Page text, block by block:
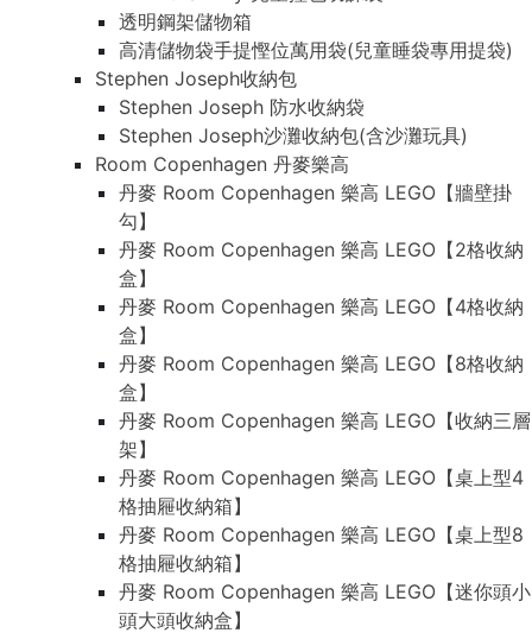
透明鋼架儲物箱
高清儲物袋手提慳位萬用袋(兒童睡袋專用提袋)
Stephen Joseph收納包
Stephen Joseph 防水收納袋
Stephen Joseph沙灘收納包(含沙灘玩具)
Room Copenhagen 丹麥樂高
丹麥 Room Copenhagen 樂高 LEGO【牆壁掛
勾】
丹麥 Room Copenhagen 樂高 LEGO【2格收納
盒】
丹麥 Room Copenhagen 樂高 LEGO【4格收納
盒】
丹麥 Room Copenhagen 樂高 LEGO【8格收納
盒】
丹麥 Room Copenhagen 樂高 LEGO【收納三層
架】
丹麥 Room Copenhagen 樂高 LEGO【桌上型4
格抽屜收納箱】
丹麥 Room Copenhagen 樂高 LEGO【桌上型8
格抽屜收納箱】
丹麥 Room Copenhagen 樂高 LEGO【迷你頭小
頭大頭收納盒】